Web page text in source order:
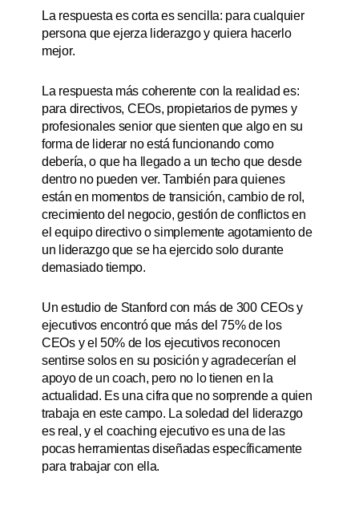
La respuesta es corta es sencilla: para cualquier
persona que ejerza liderazgo y quiera hacerlo
mejor.
La respuesta más coherente con la realidad es:
para directivos, CEOs, propietarios de pymes y
profesionales senior que sienten que algo en su
forma de liderar no está funcionando como
debería, o que ha llegado a un techo que desde
dentro no pueden ver. También para quienes
están en momentos de transición, cambio de rol,
crecimiento del negocio, gestión de conflictos en
el equipo directivo o simplemente agotamiento de
un liderazgo que se ha ejercido solo durante
demasiado tiempo.
Un estudio de Stanford con más de 300 CEOs y
ejecutivos encontró que más del 75% de los
CEOs y el 50% de los ejecutivos reconocen
sentirse solos en su posición y agradecerían el
apoyo de un coach, pero no lo tienen en la
actualidad. Es una cifra que no sorprende a quien
trabaja en este campo. La soledad del liderazgo
es real, y el coaching ejecutivo es una de las
pocas herramientas diseñadas específicamente
para trabajar con ella.